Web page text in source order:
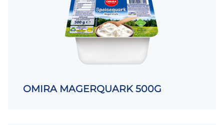
OMIRA MAGERQUARK 500G